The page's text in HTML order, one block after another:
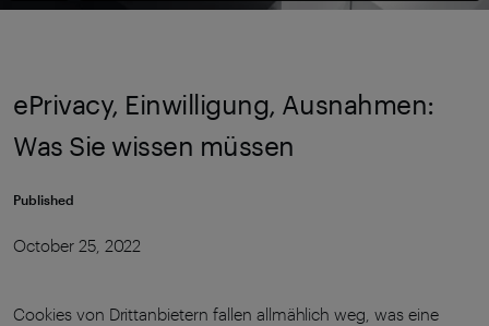
ePrivacy, Einwilligung, Ausnahmen:
Was Sie wissen müssen
Published
October 25, 2022
Cookies von Drittanbietern fallen allmählich weg, was eine